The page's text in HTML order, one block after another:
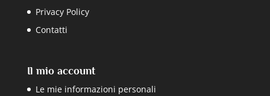
Privacy Policy
Contatti
Il mio account
Le mie informazioni personali